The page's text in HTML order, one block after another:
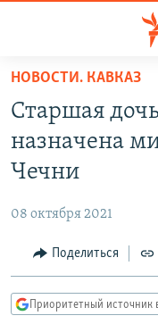
упрощенного
доступа
основному
Вернутся
Вернутся
ПОДКАСТЫ
АВТОРСКИЕ
МНЕНИЯ
КУЛЬТУРА
КАВКАЗ.РЕАЛИИ
НОВОСТИ. КАВКАЗ
Старшая
назначена
Чечни
08 октября 2021
Поделиться
Приоритетный источник